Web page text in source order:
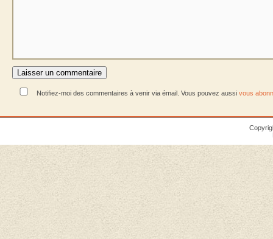
Notifiez-moi des commentaires à venir via émail. Vous pouvez aussi vous